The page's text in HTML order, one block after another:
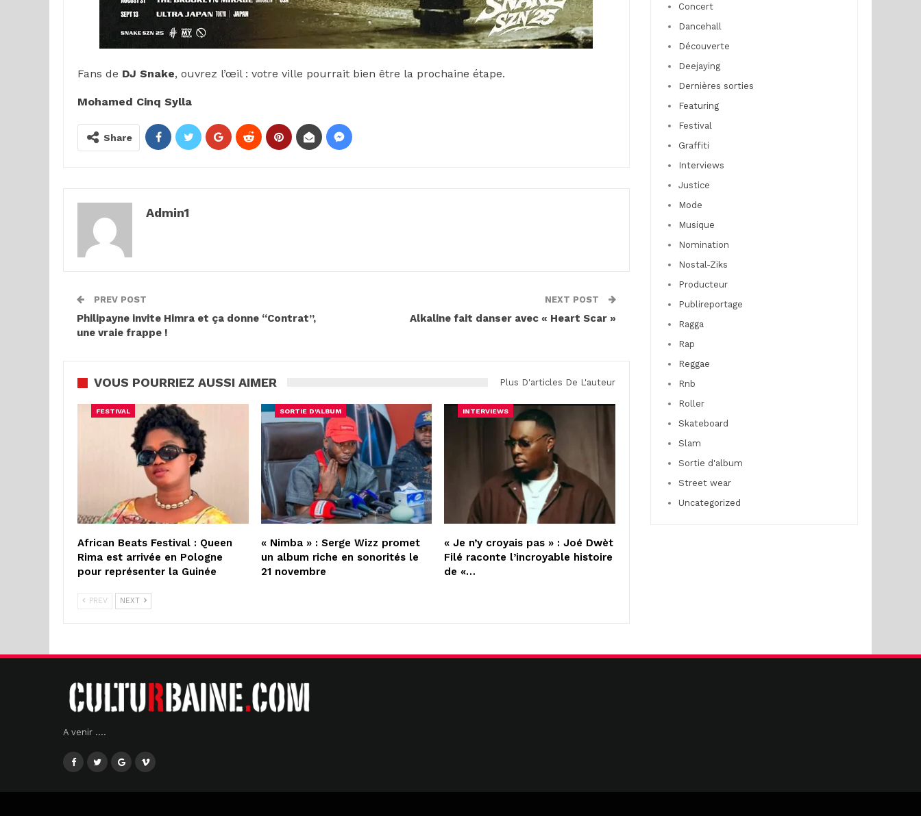
Fans de DJ Snake, ouvrez l’œil : votre ville pourrait bien être la prochaine étape.
Mohamed Cinq Sylla
Share
Admin1
PREV POST
Philipayne invite Himra et ça donne “Contrat”,
une vraie frappe !
NEXT POST
Alkaline fait danser avec « Heart Scar »
VOUS POURRIEZ AUSSI AIMER Plus D'articles De L'auteur
FESTIVAL
African Beats Festival : Queen
Rima est arrivée en Pologne
pour représenter la Guinée
SORTIE D'ALBUM
« Nimba » : Serge Wizz promet
un album riche en sonorités le
21 novembre
INTERVIEWS
« Je n’y croyais pas » : Joé Dwèt
Filé raconte l’incroyable histoire
de «…
PREV NEXT
Concert
Dancehall
Découverte
Deejaying
Dernières sorties
Featuring
Festival
Graffiti
Interviews
Justice
Mode
Musique
Nomination
Nostal-Ziks
Producteur
Publireportage
Ragga
Rap
Reggae
Rnb
Roller
Skateboard
Slam
Sortie d'album
Street wear
Uncategorized
A venir ....